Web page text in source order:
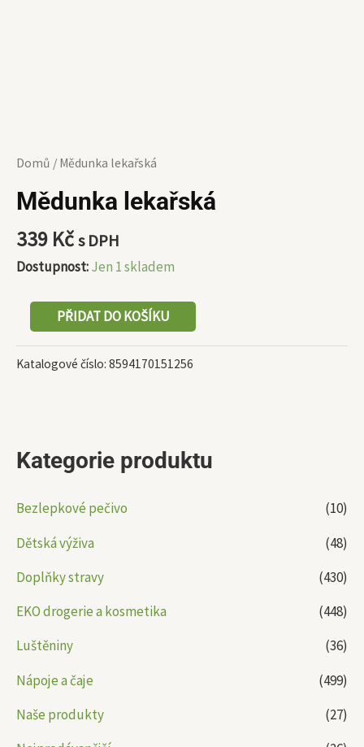
Kategorie produktu
Bezlepkové pečivo
(10)
Dětská výživa
(48)
Doplňky stravy
(430)
EKO drogerie a kosmetika
(448)
Luštěniny
(36)
Nápoje a čaje
(499)
Naše produkty
(27)
Domů / Mědunka lekařská
Mědunka lekařská
339 Kčs DPH
Dostupnost:Jen 1 skladem
PŘIDAT DO KOŠÍKU
Katalogové číslo: 8594170151256